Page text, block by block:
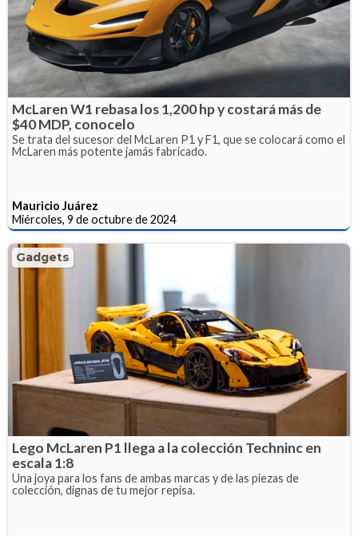
McLaren W1 rebasa los 1,200 hp y costará más de
$40 MDP, conocelo
Se trata del sucesor del McLaren P1 y F1, que se colocará como el
McLaren más potente jamás fabricado.
Mauricio Juárez
Miércoles, 9 de octubre de 2024
Gadgets
Lego McLaren P1 llega a la colección Techninc en
escala 1:8
Una joya para los fans de ambas marcas y de las piezas de
colección, dignas de tu mejor repisa.